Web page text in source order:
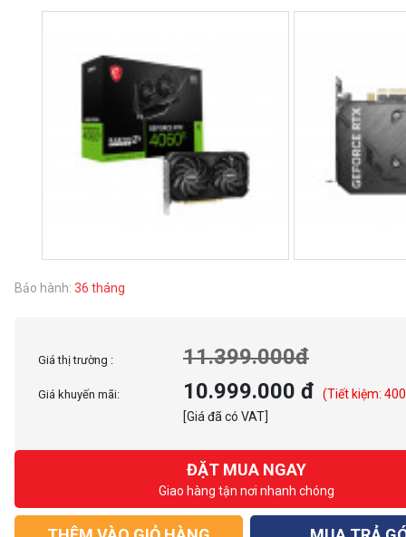
Bảo hành: 36 tháng
Giá thị trường : 11.399.000đ
Giá khuyến mãi: 10.999.000 đ
(Tiết kiệm:
[Giá đã có VAT]
ĐẶT MUA NGAY
Giao hàng tận nơi nhanh chóng